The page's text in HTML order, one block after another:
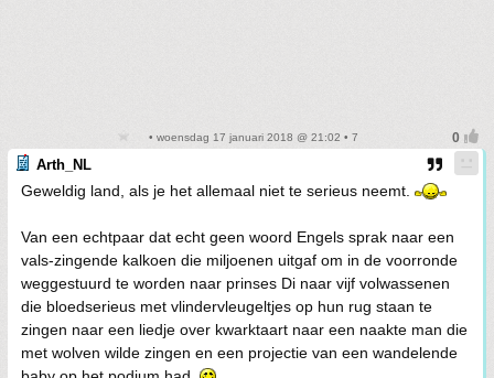
• woensdag 17 januari 2018 @ 21:02 • 7
Arth_NL
Geweldig land, als je het allemaal niet te serieus neemt.
Van een echtpaar dat echt geen woord Engels sprak naar een
vals-zingende kalkoen die miljoenen uitgaf om in de voorronde
weggestuurd te worden naar prinses Di naar vijf volwassenen
die bloedserieus met vlindervleugeltjes op hun rug staan te
zingen naar een liedje over kwarktaart naar een naakte man die
met wolven wilde zingen en een projectie van een wandelende